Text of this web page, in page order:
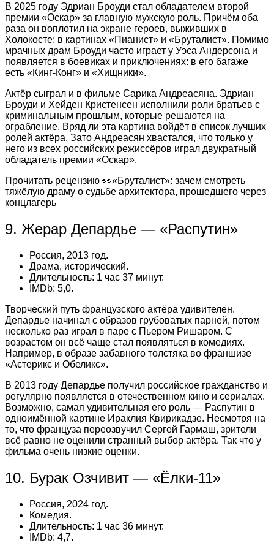
В 2025 году Эдриан Броуди стал обладателем второй
премии «Оскар» за главную мужскую роль. Причём оба
раза он воплотил на экране героев, выживших в
Холокосте: в картинах «Пианист» и «Бруталист». Помимо
мрачных драм Броуди часто играет у Уэса Андерсона и
появляется в боевиках и приключениях: в его багаже
есть «Кинг-Конг» и «Хищники».
Актёр сыграл и в фильме Сарика Андреасяна. Эдриан
Броуди и Хейден Кристенсен исполнили роли братьев с
криминальным прошлым, которые решаются на
ограбление. Вряд ли эта картина войдёт в список лучших
ролей актёра. Зато Андреасян хвастался, что только у
него из всех российских режиссёров играл двукратный
обладатель премии «Оскар».
Прочитать рецензию 👀«Бруталист»: зачем смотреть
тяжёлую драму о судьбе архитектора, прошедшего через
концлагерь
9. Жерар Депардье — «Распутин»
Россия, 2013 год.
Драма, исторический.
Длительность: 1 час 37 минут.
IMDb: 5,0.
Творческий путь французского актёра удивителен.
Депардье начинал с образов грубоватых парней, потом
несколько раз играл в паре с Пьером Ришаром. С
возрастом он всё чаще стал появляться в комедиях.
Например, в образе забавного толстяка во франшизе
«Астерикс и Обеликс».
В 2013 году Депардье получил российское гражданство и
регулярно появляется в отечественном кино и сериалах.
Возможно, самая удивительная его роль — Распутин в
одноимённой картине Ираклия Квирикадзе. Несмотря на
то, что француза переозвучил Сергей Гармаш, зрители
всё равно не оценили странный выбор актёра. Так что у
фильма очень низкие оценки.
10. Бурак Озчивит — «Ёлки-11»
Россия, 2024 год.
Комедия.
Длительность: 1 час 36 минут.
IMDb: 4,7.